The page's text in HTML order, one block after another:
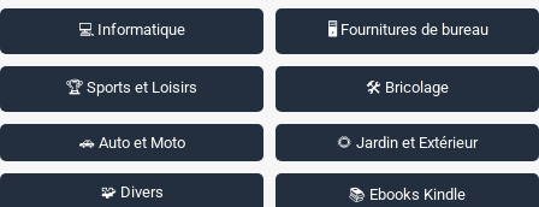
💻 Informatique 🖥️ Fournitures de bureau
🏆 Sports et Loisirs 🛠️ Bricolage
🚗 Auto et Moto 🌻 Jardin et Extérieur
🧩 Divers 📚 Ebooks Kindle